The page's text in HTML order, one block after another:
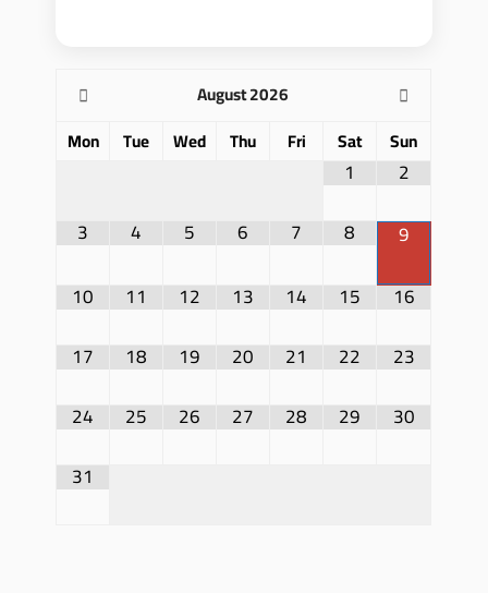
August2026
Mon
Tue Wed Thu Fri Sat Sun
1
2
3
4 5 6 7 8
9
10
11 12 13 14 15
16
17
18 19 20 21 22
23
24
25 26 27 28 29
30
31